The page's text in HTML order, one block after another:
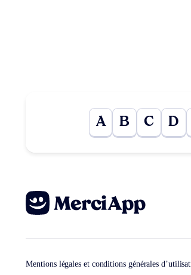
A B C D
Mentions légales et conditions générales